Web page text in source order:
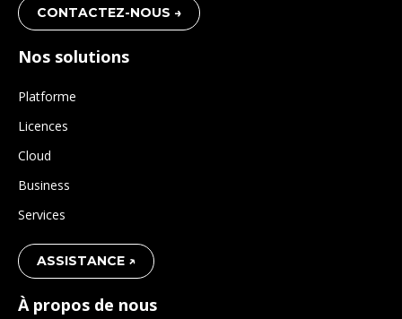
CONTACTEZ-NOUS →
Nos solutions
Platforme
Licences
Cloud
Business
Services
ASSISTANCE ↗
À propos de nous